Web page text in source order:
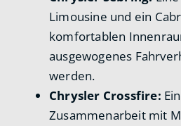
Limousine und ein
komfortablen
ausgewogenes
werden.
Chrysler Crossfire:
Zusammenarbeit mit